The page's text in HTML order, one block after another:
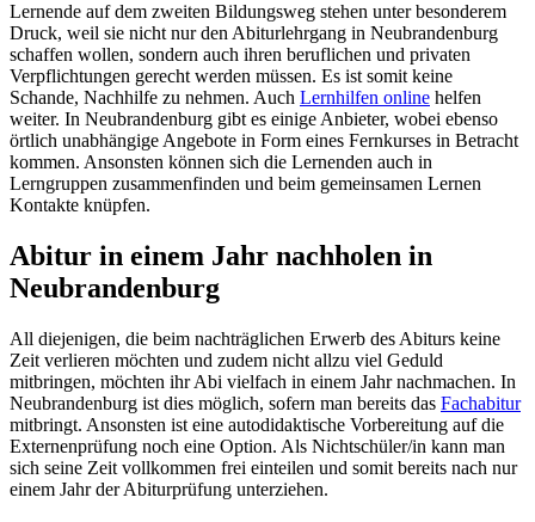
Lernende auf dem zweiten Bildungsweg stehen unter besonderem
Druck, weil sie nicht nur den Abiturlehrgang in Neubrandenburg
schaffen wollen, sondern auch ihren beruflichen und privaten
Verpflichtungen gerecht werden müssen. Es ist somit keine
Schande, Nachhilfe zu nehmen. Auch Lernhilfen online helfen
weiter. In Neubrandenburg gibt es einige Anbieter, wobei ebenso
örtlich unabhängige Angebote in Form eines Fernkurses in Betracht
kommen. Ansonsten können sich die Lernenden auch in
Lerngruppen zusammenfinden und beim gemeinsamen Lernen
Kontakte knüpfen.
Abitur in einem Jahr nachholen in
Neubrandenburg
All diejenigen, die beim nachträglichen Erwerb des Abiturs keine
Zeit verlieren möchten und zudem nicht allzu viel Geduld
mitbringen, möchten ihr Abi vielfach in einem Jahr nachmachen. In
Neubrandenburg ist dies möglich, sofern man bereits das Fachabitur
mitbringt. Ansonsten ist eine autodidaktische Vorbereitung auf die
Externenprüfung noch eine Option. Als Nichtschüler/in kann man
sich seine Zeit vollkommen frei einteilen und somit bereits nach nur
einem Jahr der Abiturprüfung unterziehen.